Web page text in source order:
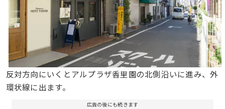
反対方向にいくとアルプラザ香里園の北側沿いに進み、外
環状線に出ます。
広告の後にも続きます